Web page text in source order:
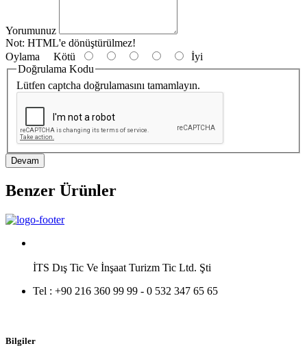
Yorumunuz
Not: HTML'e dönüştürülmez!
Oylama Kötü
İyi
Doğrulama Kodu
Lütfen captcha doğrulamasını tamamlayın.
Devam
Benzer Ürünler
İTS Dış Tic Ve İnşaat Turizm Tic Ltd. Şti
Tel : +90 216 360 99 99 - 0 532 347 65 65
Bilgiler